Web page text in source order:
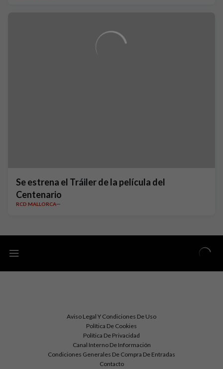
Se estrena el Tráiler de la película del
Centenario
RCD MALLORCA
Aviso Legal Y Condiciones De Uso
Política De Cookies
Política De Privacidad
Canal Interno De Información
Condiciones Generales De Compra De Entradas
Contacto